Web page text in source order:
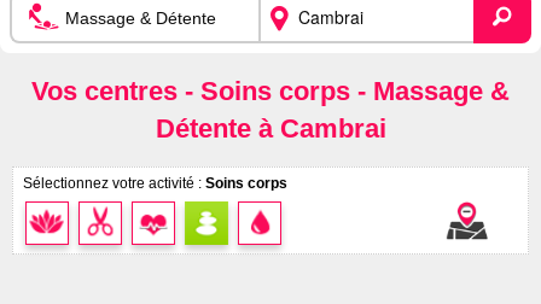
Vos centres - Soins corps - Massage &
Détente à Cambrai
Sélectionnez votre activité : Soins corps